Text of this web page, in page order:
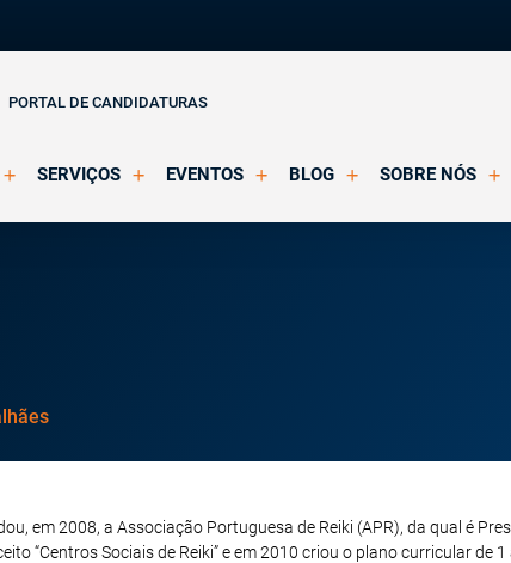
PORTAL DE CANDIDATURAS
SERVIÇOS EVENTOS BLOG SOBRE NÓS
em 2008, a Associação Portuguesa de Reiki (APR), da qual é
“Centros Sociais de Reiki” e em 2010 criou o plano curricular de